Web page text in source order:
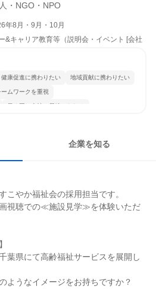
・NGO・NPO
年8月・9月・10月
&キャリア教育等（説明会・イベント [会社
健康促進に携わりたい 地域貢献に携わりたい
ームワークを重視
長く同じ会社に居続けられる
企業を知る
こやか福祉会の採用担当です。
視聴での≪施設見学≫を体験いただ
葉県にて高齢福祉サービスを展開し
ようなイメージをお持ちですか？